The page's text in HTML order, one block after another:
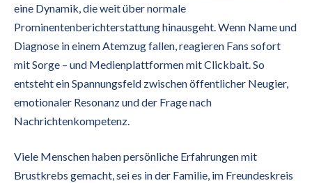
eine Dynamik, die weit über normale
Prominentenberichterstattung hinausgeht. Wenn Name und
Diagnose in einem Atemzug fallen, reagieren Fans sofort
mit Sorge – und Medienplattformen mit Clickbait. So
entsteht ein Spannungsfeld zwischen öffentlicher Neugier,
emotionaler Resonanz und der Frage nach
Nachrichtenkompetenz.
Viele Menschen haben persönliche Erfahrungen mit
Brustkrebs gemacht, sei es in der Familie, im Freundeskreis